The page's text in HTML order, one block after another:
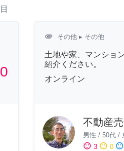
attachment その他▸ その他
土地や家、マンショ
紹介ください。
オンライン
不動産
男性 / 50代/
sentiment_satisfied 3 sentiment_neutral 0 sentiment_dissatisfied